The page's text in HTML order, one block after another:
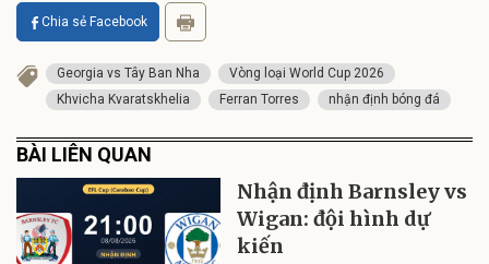
Chia sẻ Facebook
Georgia vs Tây Ban Nha
Vòng loại World Cup 2026
Khvicha Kvaratskhelia
Ferran Torres nhận định bóng đá
BÀI LIÊN QUAN
Nhận định Barnsley vs
Wigan: đội hình dự
kiến